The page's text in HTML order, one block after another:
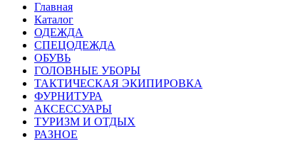
Главная
Каталог
ОДЕЖДА
СПЕЦОДЕЖДА
ОБУВЬ
ГОЛОВНЫЕ УБОРЫ
ТАКТИЧЕСКАЯ ЭКИПИРОВКА
ФУРНИТУРА
АКСЕССУАРЫ
ТУРИЗМ И ОТДЫХ
РАЗНОЕ